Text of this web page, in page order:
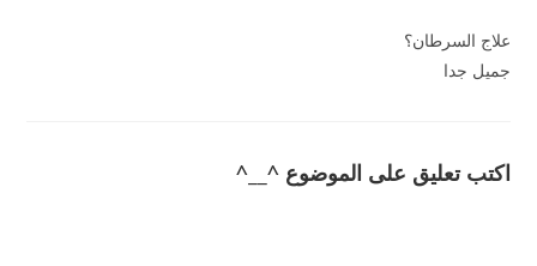
علاج السرطان؟
جميل جدا
اكتب تعليق على الموضوع ^__^